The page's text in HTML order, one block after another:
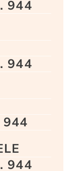
944
944
944
944